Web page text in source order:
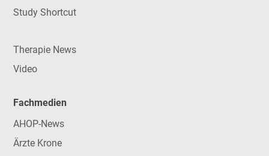
Study Shortcut
Therapie News
Video
Fachmedien
AHOP-News
Ärzte Krone